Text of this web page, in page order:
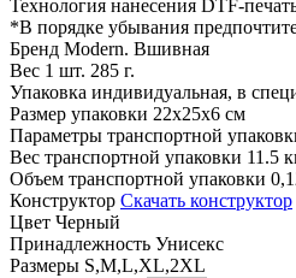
Технология нанесения DTF-
*В порядке убывания
Бренд Modern. Вшивная
Вес 1 шт. 285 г.
Упаковка индивидуальная, в
Размер упаковки 22х25х6 см
Параметры транспортной
Вес транспортной упаковки 11.5
Объем транспортной упаковки
Конструктор Скачать конструктор
Цвет Черный
Принадлежность Унисекс
Размеры S,M,L,XL,2XL